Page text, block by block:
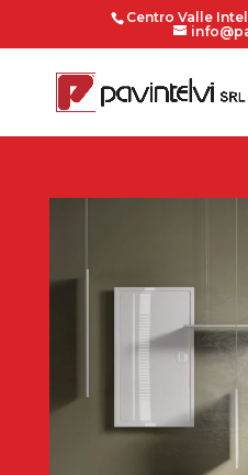
Centro Valle